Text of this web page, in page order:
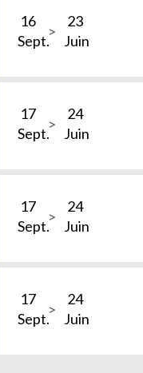
16
Sept.
23
Juin
17
Sept.
24
Juin
17
Sept.
24
Juin
17
Sept.
24
Juin